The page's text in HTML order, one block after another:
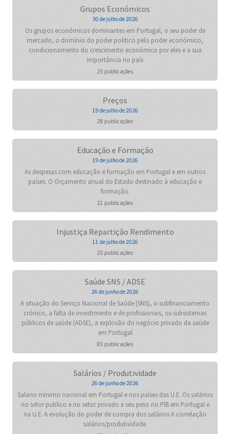
Grupos Económicos
30 de julho de 2026
Os grupos económicos dominantes em Portugal, o seu poder de
mercado, o domínio do poder politico pelo poder económico,
condicionamento do crescimento económico por eles e a sua
importância no país
25 publicações
Preços
19 de julho de 2026
28 publicações
Educação e Formação
19 de julho de 2026
As despesas com educação e formação em Portugal e em outros
países. O Orçamento anual do Estado destinado à educação e
formação.
21 publicações
Injustiça Repartição Rendimento
11 de julho de 2026
25 publicações
Saúde SNS / ADSE
26 de junho de 2026
A situação do Serviço Nacional de Saúde (SNS), o subfinanciamento
crónico, a falta de investimento e de profissionais, os subsistemas
públicos de saúde (ADSE), a explosão do negócio privado da saúde
em Portugal
85 publicações
Salários / Produtividade
26 de junho de 2026
Salario mínimo nacional em Portugal e nos países das U.E. Os salários
no setor publico e no setor privado e seu peso no PIB em Portugal e
na U.E. A evolução do poder de compra dos salários A correlação
salários/produtividade.